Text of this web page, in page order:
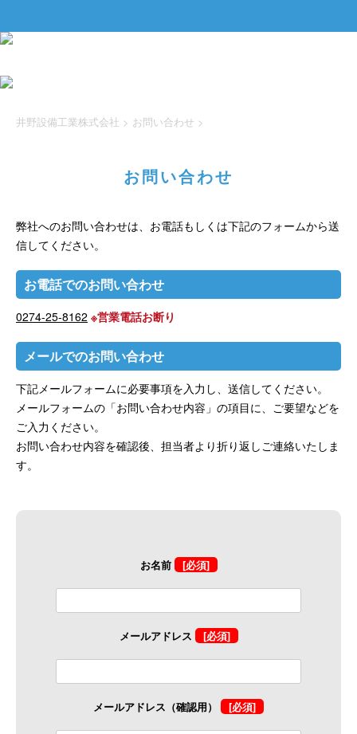
井野設備工業株式会社 > お問い合わせ >
お問い合わせ
弊社へのお問い合わせは、お電話もしくは下記のフォームから送
信してください。
お電話でのお問い合わせ
0274-25-8162 ※営業電話お断り
メールでのお問い合わせ
下記メールフォームに必要事項を入力し、送信してください。
メールフォームの「お問い合わせ内容」の項目に、ご要望などを
ご入力ください。
お問い合わせ内容を確認後、担当者より折り返しご連絡いたしま
す。
お名前 [必須]
メールアドレス [必須]
メールアドレス（確認用） [必須]